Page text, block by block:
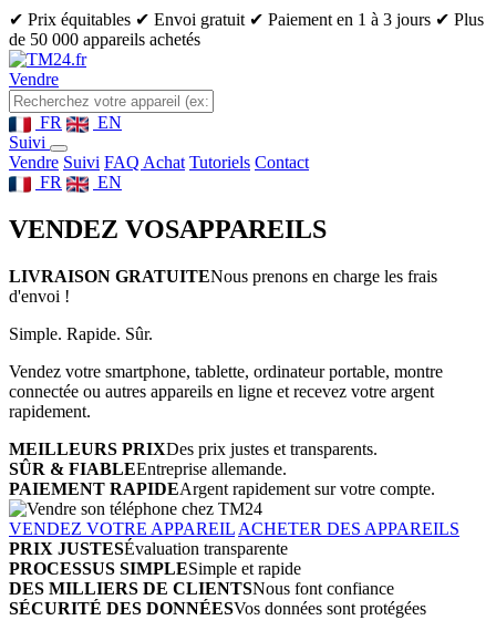
✔ Prix équitables ✔ Envoi gratuit ✔ Paiement en 1 à 3 jours ✔ Plus
de 50 000 appareils achetés
Vendre
FR
EN
Suivi
Vendre Suivi FAQ Achat Tutoriels Contact
FR
EN
VENDEZ VOSAPPAREILS
LIVRAISON GRATUITENous prenons en charge les frais
d'envoi !
Simple. Rapide. Sûr.
Vendez votre smartphone, tablette, ordinateur portable, montre
connectée ou autres appareils en ligne et recevez votre argent
rapidement.
MEILLEURS PRIXDes prix justes et transparents.
SÛR & FIABLEEntreprise allemande.
PAIEMENT RAPIDEArgent rapidement sur votre compte.
VENDEZ VOTRE APPAREIL ACHETER DES APPAREILS
PRIX JUSTESÉvaluation transparente
PROCESSUS SIMPLESimple et rapide
DES MILLIERS DE CLIENTSNous font confiance
SÉCURITÉ DES DONNÉESVos données sont protégées